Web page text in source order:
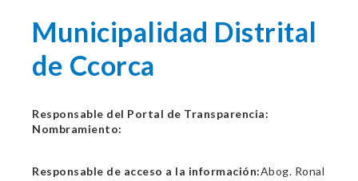
Municipalidad Distrital
de Ccorca
Responsable del Portal de Transparencia:
Nombramiento:
Responsable de acceso a la información:Abog. Ronal